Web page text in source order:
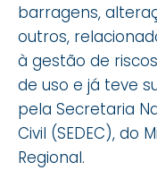
barragens,
outros,
à gestão de
de uso e já teve
pela Secretaria
Civil (SEDEC), do
Regional.